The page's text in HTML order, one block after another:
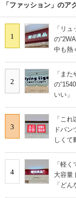
「ファッション」のア
1
「リ
の
中も熱
2
「ま
の
いい」
3
「こ
ドパ
しくて
4
「軽
大容量
「ど